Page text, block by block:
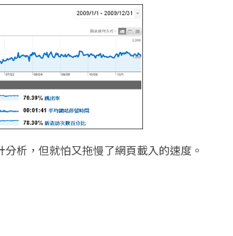
析，但就怕又拖慢了網頁載入的速度。